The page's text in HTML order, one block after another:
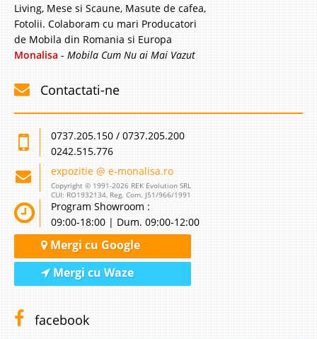
Living, Mese si Scaune, Masute de cafea,
Fotolii. Colaboram cu mari Producatori
de Mobila din Romania si Europa
Monalisa - Mobila Cum Nu ai Mai Vazut
Contactati-ne
0737.205.150 / 0737.205.200
0242.515.776
expozitie @ e-monalisa.ro
Copyright © 1991-2026 REK Evolution SRL
CUI: RO1932134, Reg. Com. J51/966/1991
Program Showroom :
09:00-18:00 | Dum. 09:00-12:00
Mergi cu Google
Mergi cu Waze
facebook